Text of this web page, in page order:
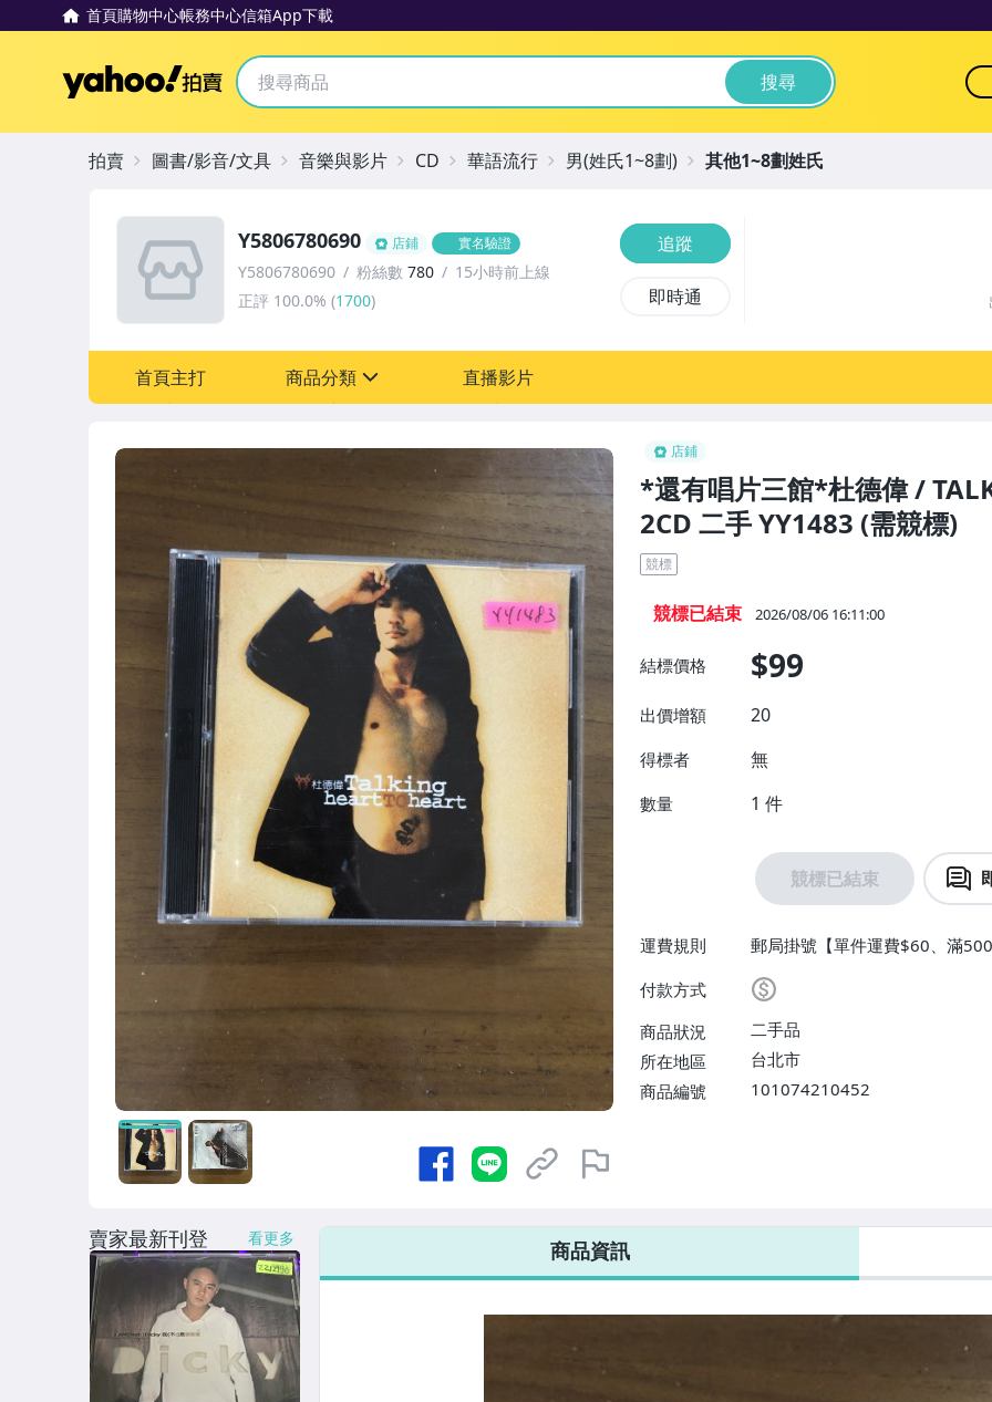
首頁購物中心帳務中心信箱App下載
Yahoo拍賣 搜尋
店鋪
*還有唱片三館*杜德偉 /
2CD 二手 YY1483 (需競標)
競標
競標已結束 2026/08/06 16:11:00
結標價格 $99
出價增額 20
得標者 無
數量 1 件
競標已結束
運費規則
郵局掛號【單件運費$60、滿
付款方式
商品狀況
二手品
所在地區
台北市
商品編號
101074210452
Y5806780690 店鋪 實名驗證
Y5806780690 粉絲數 780
15小時前上線
正評 100.0% (1700)
追蹤
即時通
首頁主打 商品分類 直播影片
拍賣 圖書/影音/文具 音樂與影片 CD 華語流行 男(姓氏1~8劃) 其他1~8劃姓氏
商品資訊
賣家最新刊登 看更多